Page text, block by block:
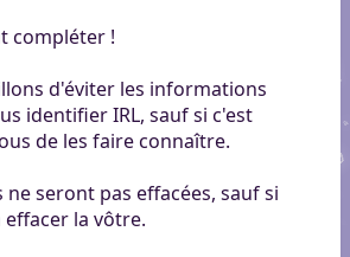
compléter !
d'éviter les informations
identifier IRL, sauf si c'est
de les faire connaître.
seront pas effacées, sauf si
la vôtre.